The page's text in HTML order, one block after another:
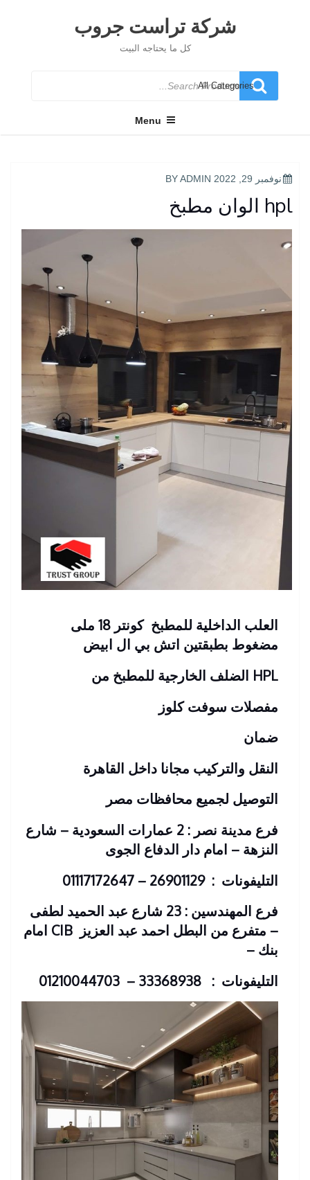
شركة تراست جروب
كل ما يحتاجه البيت
Search
for
Menu
POSTED
نوفمبر 29, 2022 ADMIN
hpl الوان مطبخ
العلب الداخلية للمطبخ كونتر 18 ملى
مضغوط بطبقتين اتش بي ال ابيض
HPL الضلف الخارجية للمطبخ من
مفصلات سوفت كلوز
ضمان
النقل والتركيب مجانا داخل القاهرة
التوصيل لجميع محافظات مصر
فرع مدينة نصر : 2 عمارات السعودية – شارع
النزهة – امام دار الدفاع الجوى
التليفونات : 26901129 – 01117172647
فرع المهندسين : 23 شارع عبد الحميد لطفى
– متفرع من البطل احمد عبد العزيز
CIB امام
بنك –
التليفونات : 33368938 – 01210044703